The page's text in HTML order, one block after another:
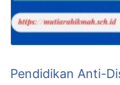
Pendidikan Anti-